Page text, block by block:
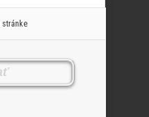
stránke